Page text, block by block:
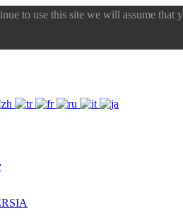
to use this site we will assume that